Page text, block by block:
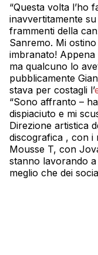
“Questa volta l’ho
inavvertitamente
frammenti della
Sanremo. Mi
imbranato!
ma qualcuno lo
pubblicamente
stava per costagli l’
“Sono affranto –
dispiaciuto e mi
Direzione artistica
discografica , con i
Mousse T, con
stanno lavorando
meglio che dei